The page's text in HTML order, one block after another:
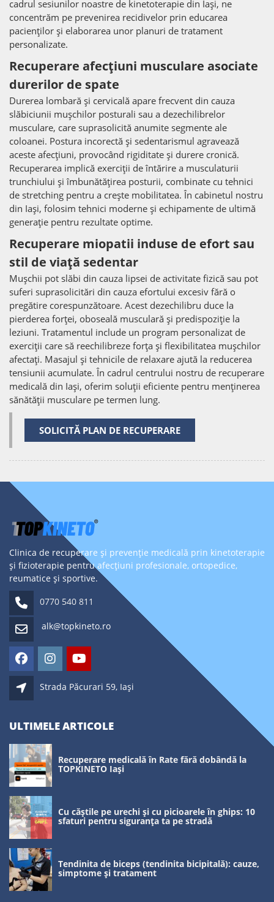
cadrul sesiunilor noastre de kinetoterapie din Iași, ne
concentrăm pe prevenirea recidivelor prin educarea
pacienților și elaborarea unor planuri de tratament
personalizate.
Recuperare afecțiuni musculare asociate
durerilor de spate
Durerea lombară și cervicală apare frecvent din cauza
slăbiciunii mușchilor posturali sau a dezechilibrelor
musculare, care suprasolicită anumite segmente ale
coloanei. Postura incorectă și sedentarismul agravează
aceste afecțiuni, provocând rigiditate și durere cronică.
Recuperarea implică exerciții de întărire a musculaturii
trunchiului și îmbunătățirea posturii, combinate cu tehnici
de stretching pentru a crește mobilitatea. În cabinetul nostru
din Iași, folosim tehnici moderne și echipamente de ultimă
generație pentru rezultate optime.
Recuperare miopatii induse de efort sau
stil de viață sedentar
Mușchii pot slăbi din cauza lipsei de activitate fizică sau pot
suferi suprasolicitări din cauza efortului excesiv fără o
pregătire corespunzătoare. Acest dezechilibru duce la
pierderea forței, oboseală musculară și predispoziție la
leziuni. Tratamentul include un program personalizat de
exerciții care să reechilibreze forța și flexibilitatea mușchilor
afectați. Masajul și tehnicile de relaxare ajută la reducerea
tensiunii acumulate. În cadrul centrului nostru de recuperare
medicală din Iași, oferim soluții eficiente pentru menținerea
sănătății musculare pe termen lung.
SOLICITĂ PLAN DE RECUPERARE
Clinica de recuperare și prevenție medicală prin kinetoterapie
și fizioterapie pentru afecțiuni profesionale, ortopedice,
reumatice și sportive.
0770 540 811
alk@topkineto.ro
Strada Păcurari 59, Iași
ULTIMELE ARTICOLE
Recuperare medicală în Rate fără dobândă la
TOPKINETO Iași
Cu căștile pe urechi și cu picioarele în ghips: 10
sfaturi pentru siguranța ta pe stradă
Tendinita de biceps (tendinita bicipitală): cauze,
simptome și tratament